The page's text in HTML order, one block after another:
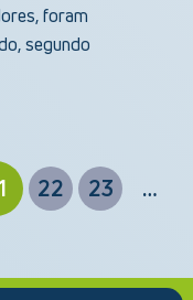
foram
segundo
22 23
…